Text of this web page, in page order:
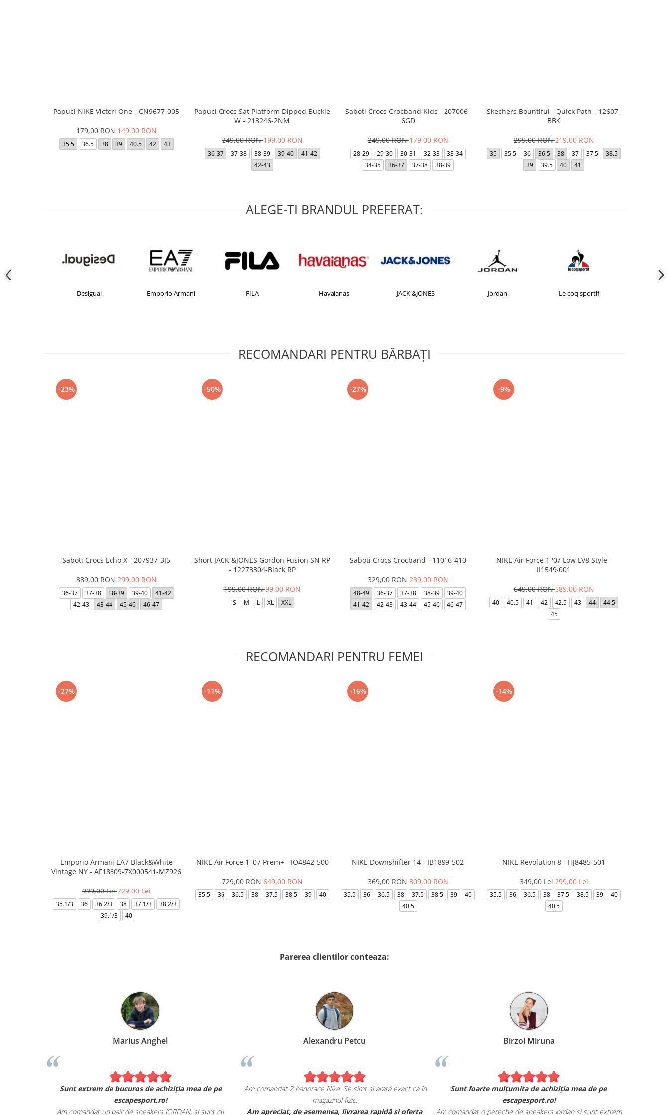
Papuci NIKE Victori One - CN9677-005
179,00 RON149,00 RON
35.5 36.5 38 39 40.5 42 43
Papuci Crocs Sat Platform Dipped Buckle
W - 213246-2NM
249,00 RON199,00 RON
36-37 37-38 38-39 39-40
41-42
42-43
Saboti Crocs Crocband Kids - 207006-
6GD
249,00 RON179,00 RON
28-29 29-30 30-31 32-33
33-34
34-35
36-37 37-38 38-39
Skechers Bountiful - Quick Path - 12607-
BBK
299,00 RON219,00 RON
35 35.5 36 36.5 38 37 37.5
38.5
39
39.5 40 41
ALEGE-TI BRANDUL PREFERAT:
Desigual Emporio Armani FILA Havaianas JACK &JONES Jordan Le coq sportif
RECOMANDARI PENTRU BĂRBAŢI
-23%
Saboti Crocs Echo X - 207937-3J5
389,00 RON299,00 RON
36-37 37-38 38-39 39-40
41-42
42-43
43-44 45-46 46-47
-50%
Short JACK &JONES Gordon Fusion SN RP
- 12273304-Black RP
199,00 RON99,00 RON
S M L XL XXL
-27%
Saboti Crocs Crocband - 11016-410
329,00 RON239,00 RON
48-49 36-37 37-38 38-39
39-40
41-42
42-43 43-44 45-46 46-47
-9%
NIKE Air Force 1 '07 Low LV8 Style -
II1549-001
649,00 RON589,00 RON
40 40.5 41 42 42.5 43 44
44.5
45
RECOMANDARI PENTRU FEMEI
-27%
Emporio Armani EA7 Black&White
Vintage NY - AF18609-7X000541-MZ926
999,00 Lei729,00 Lei
35.1/3 36 36.2/3 38 37.1/3
38.2/3
39.1/3
40
-11%
NIKE Air Force 1 '07 Prem+ - IO4842-500
729,00 RON649,00 RON
35.5 36 36.5 38 37.5 38.5 39 40
-16%
NIKE Downshifter 14 - IB1899-502
369,00 RON309,00 RON
35.5 36 36.5 38 37.5 38.5 39
40
40.5
-14%
NIKE Revolution 8 - HJ8485-501
349,00 Lei299,00 Lei
35.5 36 36.5 38 37.5 38.5 39
40
40.5
Parerea clientilor conteaza:
Marius Anghel
Sunt extrem de bucuros de achiziția mea de pe
escapesport.ro!
Am comandat un pair de sneakers JORDAN, și sunt cu
Alexandru Petcu
Am comandat 2 hanorace Nike. Se simt și arată exact ca în
magazinul fizic.
Am apreciat, de asemenea, livrarea rapidă și oferta
Birzoi Miruna
Sunt foarte mulțumita de achiziția mea de pe
escapesport.ro!
Am comandat o pereche de sneakers Jordan și sunt extrem